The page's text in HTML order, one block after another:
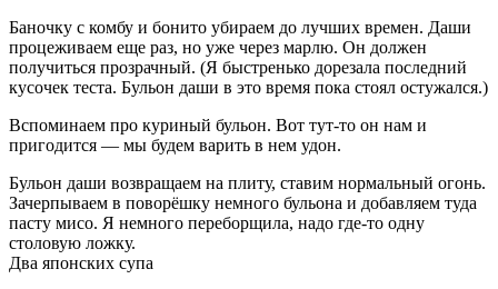
Баночку с комбу и бонито убираем до лучших времен. Даши
процеживаем еще раз, но уже через марлю. Он должен
получиться прозрачный. (Я быстренько дорезала последний
кусочек теста. Бульон даши в это время пока стоял остужался.)
Вспоминаем про куриный бульон. Вот тут-то он нам и
пригодится — мы будем варить в нем удон.
Бульон даши возвращаем на плиту, ставим нормальный огонь.
Зачерпываем в поворёшку немного бульона и добавляем туда
пасту мисо. Я немного переборщила, надо где-то одну
столовую ложку.
Два японских супа